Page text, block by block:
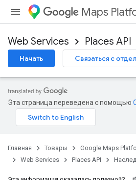
Maps
Web Services Places API
Начать Связаться с
Эта страница переведена с помощью
Главная Товары Google Maps
Web Services
Places API